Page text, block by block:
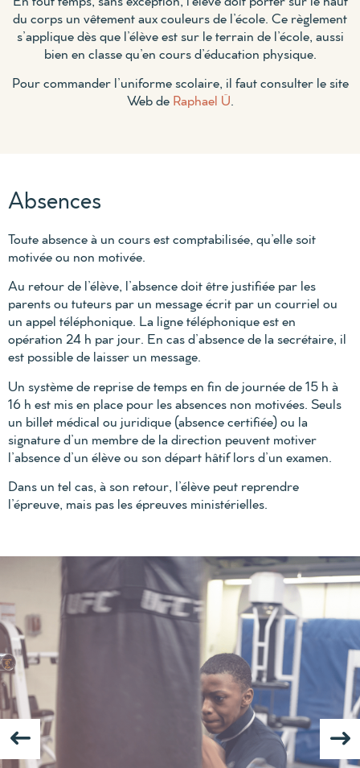
du corps un vêtement aux couleurs de l’école. Ce règlement
s’applique dès que l’élève est sur le terrain de l’école, aussi
bien en classe qu’en cours d’éducation physique.
Pour commander l’uniforme scolaire, il faut consulter le site
Web de Raphael Ü.
Absences
Toute absence à un cours est comptabilisée, qu’elle soit
motivée ou non motivée.
Au retour de l’élève, l’absence doit être justifiée par les
parents ou tuteurs par un message écrit par un courriel ou
un appel téléphonique. La ligne téléphonique est en
opération 24 h par jour. En cas d’absence de la secrétaire, il
est possible de laisser un message.
Un système de reprise de temps en fin de journée de 15 h à
16 h est mis en place pour les absences non motivées. Seuls
un billet médical ou juridique (absence certifiée) ou la
signature d’un membre de la direction peuvent motiver
l’absence d’un élève ou son départ hâtif lors d’un examen.
Dans un tel cas, à son retour, l’élève peut reprendre
l’épreuve, mais pas les épreuves ministérielles.